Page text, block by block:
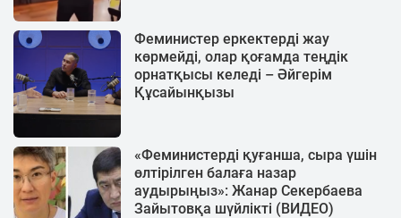
Феминистер еркектерді жау
көрмейді, олар қоғамда теңдік
орнатқысы келеді – Әйгерім
Құсайынқызы
«Феминистерді қуғанша, сыра үшін
өлтірілген балаға назар
аудырыңыз»: Жанар Секербаева
Зайытовқа шүйлікті (ВИДЕО)